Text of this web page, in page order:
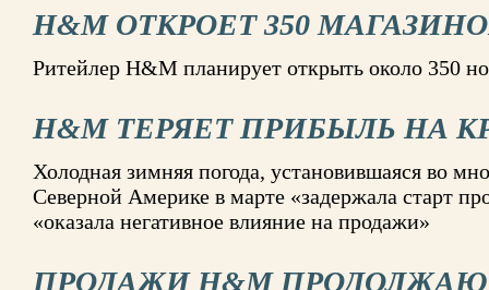
H&M ОТКРОЕТ 350
Ритейлер H&M планирует открыть около 350
H&M ТЕРЯЕТ ПРИБЫЛЬ НА
Холодная зимняя погода, установившаяся во
Северной Америке в марте «задержала старт
«оказала негативное влияние на продажи»
ПРОДАЖИ H&M